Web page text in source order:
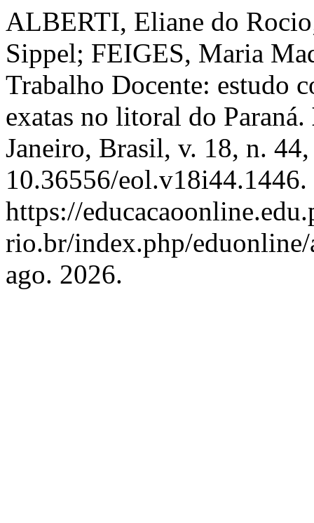
ALBERTI, Eliane do
Sippel; FEIGES, Maria
Trabalho Docente: estudo
exatas no litoral do Paraná.
Janeiro, Brasil, v. 18, n.
10.36556/
https://
rio.br/index.php/
ago. 2026.